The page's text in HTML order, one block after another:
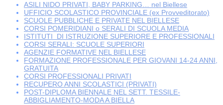
ASILI NIDO PRIVATI, BABY PARKING… nel Biellese
UFFICIO SCOLASTICO PROVINCIALE (ex Provveditorato)
SCUOLE PUBBLICHE E PRIVATE NEL BIELLESE
CORSI POMERIDIANI o SERALI DI SCUOLA MEDIA
ISTITUTI DI ISTRUZIONE SUPERIORE E PROFESSIONALI
CORSI SERALI: SCUOLE SUPERIORI
AGENZIE FORMATIVE NEL BIELLESE
FORMAZIONE PROFESSIONALE PER GIOVANI 14-24 ANNI,
GRATUITA
CORSI PROFESSIONALI PRIVATI
RECUPERO ANNI SCOLASTICI (PRIVATI)
POST-DIPLOMA BIENNALE NEL SETT. TESSILE-
ABBIGLIAMENTO-MODA A BIELLA